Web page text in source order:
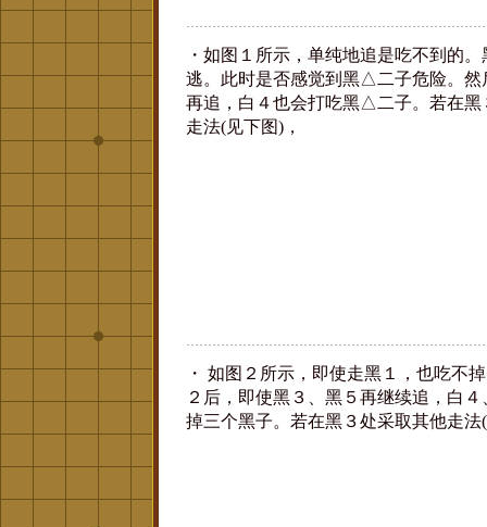
・如图１所示，单纯地追是吃不到的
逃。此时是否感觉到黑△二子危险。然
再追，白４也会打吃黑△二子。若在黑
走法(见下图)，
・ 如图２所示，即使走黑１，也吃不
２后，即使黑３、黑５再继续追，白
掉三个黑子。若在黑３处采取其他走法